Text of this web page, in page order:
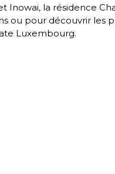
Inowai, la résidence
ou pour découvrir les
Luxembourg.